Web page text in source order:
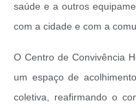
saúde e a outros
com a cidade e com a
O Centro de Convivência
um espaço de
coletiva, reafirmando o